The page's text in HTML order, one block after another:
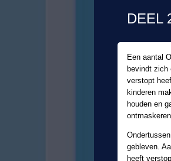
DEEL
Een aantal
bevindt zich
verstopt
kinderen
houden en
gebleven.
heeft